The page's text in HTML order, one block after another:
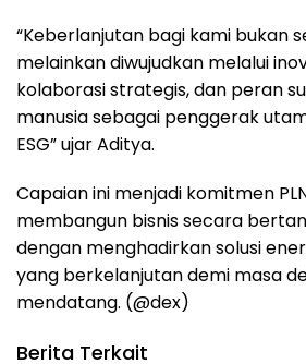
“Keberlanjutan bagi kami bukan
melainkan diwujudkan melalui
kolaborasi strategis, dan peran
manusia sebagai penggerak
ESG” ujar Aditya.
Capaian ini menjadi komitmen
membangun bisnis secara
dengan menghadirkan solusi
yang berkelanjutan demi masa
mendatang. (@dex)
Berita Terkait